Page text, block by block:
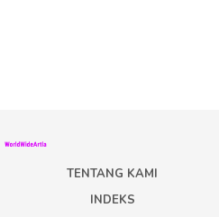
TENTANG KAMI
INDEKS